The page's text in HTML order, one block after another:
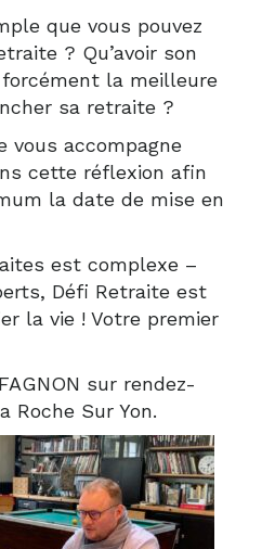
que vous pouvez
? Qu’avoir son
la meilleure
sa retraite ?
vous accompagne
cette réflexion afin
la date de mise en
est complexe –
Défi Retraite est
la vie ! Votre premier
sur rendez-
Roche Sur Yon.